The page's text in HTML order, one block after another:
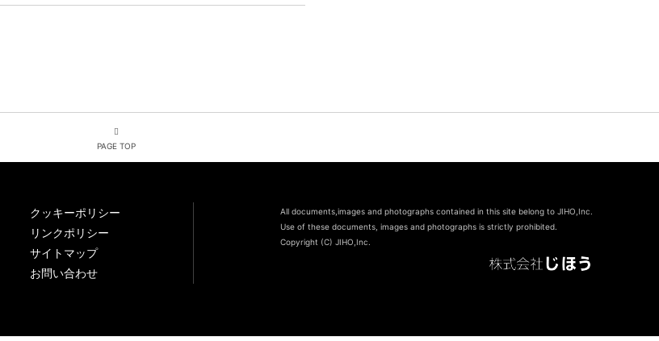
PAGE TOP
クッキーポリシー
リンクポリシー
サイトマップ
お問い合わせ
All documents,images and photographs contained in this site belong to JIHO,Inc.
Use of these documents, images and photographs is strictly prohibited.
Copyright (C) JIHO,Inc.